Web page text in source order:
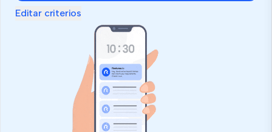
campo
Editar criterios